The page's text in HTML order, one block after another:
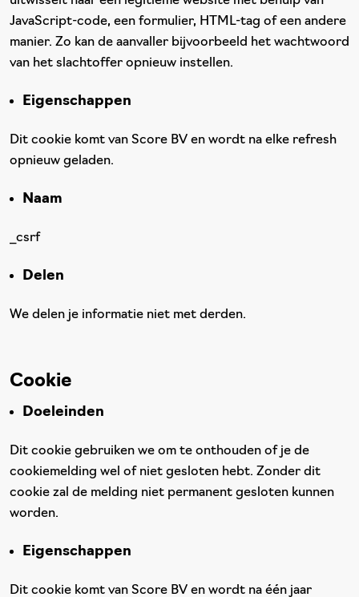
JavaScript-code, een formulier, HTML-tag of een andere
manier. Zo kan de aanvaller bijvoorbeeld het wachtwoord
van het slachtoffer opnieuw instellen.
Eigenschappen
Dit cookie komt van Score BV en wordt na elke refresh
opnieuw geladen.
Naam
_csrf
Delen
We delen je informatie niet met derden.
Cookie
Doeleinden
Dit cookie gebruiken we om te onthouden of je de
cookiemelding wel of niet gesloten hebt. Zonder dit
cookie zal de melding niet permanent gesloten kunnen
worden.
Eigenschappen
Dit cookie komt van Score BV en wordt na één jaar